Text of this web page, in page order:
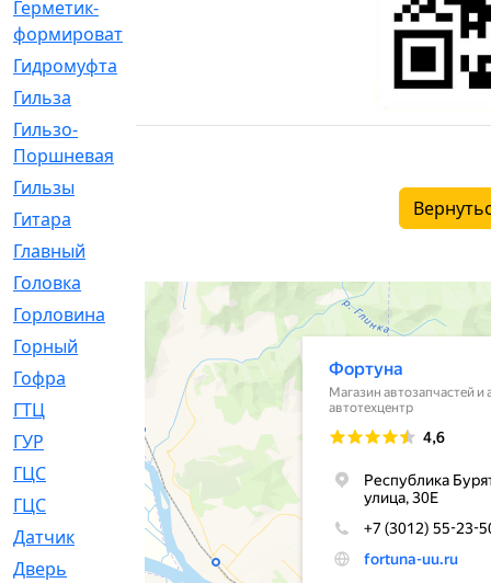
Герметик-
формирователь
Гидромуфта
Гильза
Гильзо-
Поршневая
[13]
Гильзы
Гитара
Главный
Головка
[28]
Горловина
[14]
Горный
Гофра
[86]
ГТЦ
[96]
ГУР
[34]
ГЦC
ГЦС
[74]
Датчик
[969]
Дверь
[249]